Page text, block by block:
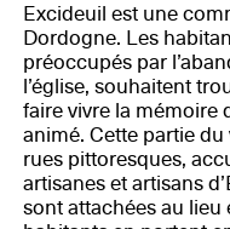
Excideuil est une
Dordogne. Les
préoccupés par
l’église, souhaitent
faire vivre la mémoire
animé. Cette partie
rues pittoresques,
artisanes et artisans
sont attachées au lieu